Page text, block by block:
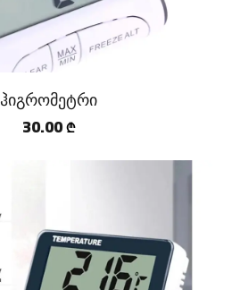
ჰიგრომეტრი
30.00 ₾